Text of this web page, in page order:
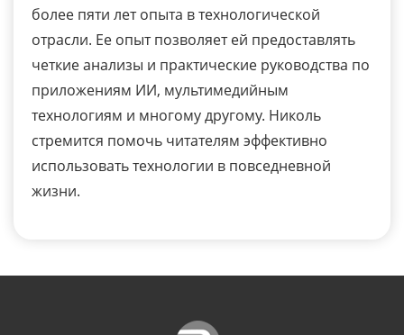
более пяти лет опыта в технологической
отрасли. Ее опыт позволяет ей предоставлять
четкие анализы и практические руководства по
приложениям ИИ, мультимедийным
технологиям и многому другому. Николь
стремится помочь читателям эффективно
использовать технологии в повседневной
жизни.